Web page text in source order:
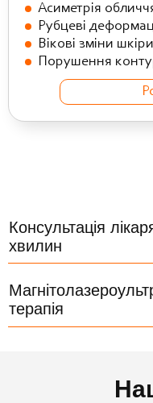
Асиметрія
Рубцеві
Вікові зміни
Порушення
Консультація
хвилин
терапія